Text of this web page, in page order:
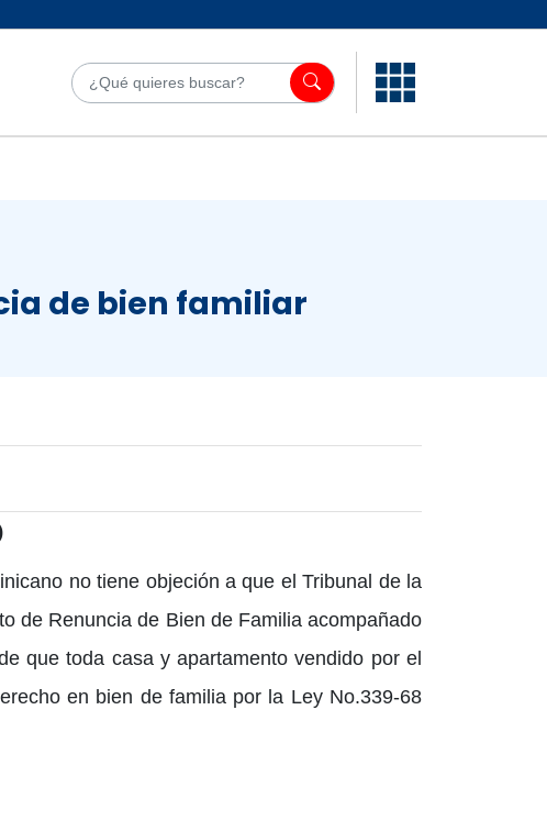
de bien familiar
no tiene objeción a que el Tribunal de la
de Renuncia de Bien de Familia acompañado
que toda casa y apartamento vendido por el
en bien de familia por la Ley No.339-68